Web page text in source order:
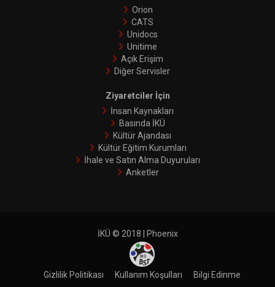
Orion
CATS
Unidocs
Unitime
Açık Erişim
Diğer Servisler
Ziyaretciler İçin
İnsan Kaynakları
Basında İKÜ
Kültür Ajandası
Kültür Eğitim Kurumları
İhale ve Satın Alma Duyuruları
Anketler
İKÜ © 2018 | Phoenix
Gizlilik Politikası Kullanım Koşulları Bilgi Edinme